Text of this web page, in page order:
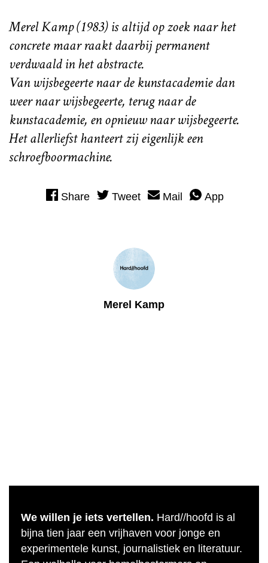
Merel Kamp (1983) is altijd op zoek naar het
concrete maar raakt daarbij permanent
verdwaald in het abstracte.
Van wijsbegeerte naar de kunstacademie dan
weer naar wijsbegeerte, terug naar de
kunstacademie, en opnieuw naar wijsbegeerte.
Het allerliefst hanteert zij eigenlijk een
schroefboormachine.
Share Tweet Mail App
Merel Kamp
We willen je iets vertellen. Hard//hoofd is al
bijna tien jaar een vrijhaven voor jonge en
experimentele kunst, journalistiek en literatuur.